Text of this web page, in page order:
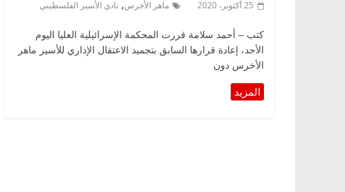
25 أكتوبر، 2020 ماهر الأخرس, نادي الأسير الفلسطيني
كتب – أحمد سلامة قررت المحكمة الإسرائيلية العليا اليوم
الأحد، إعادة قرارها السابق بتجميد الاعتقال الإداري للأسير ماهر
الأخرس دون